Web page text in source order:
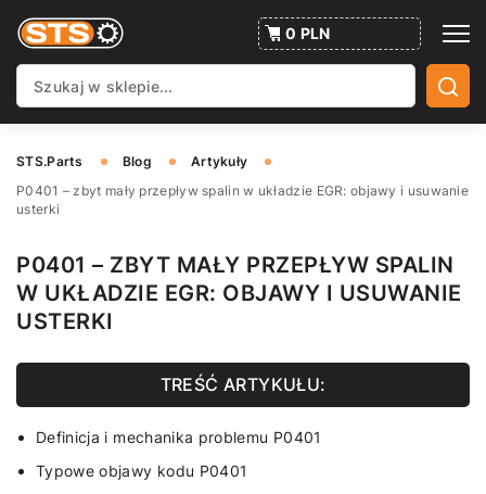
0 PLN
STS.Parts Blog
Artykuły
P0401 – zbyt mały przepływ spalin w układzie EGR: objawy i usuwanie
usterki
P0401 – ZBYT MAŁY PRZEPŁYW SPALIN
W UKŁADZIE EGR: OBJAWY I USUWANIE
USTERKI
TREŚĆ ARTYKUŁU:
Definicja i mechanika problemu P0401
Typowe objawy kodu P0401